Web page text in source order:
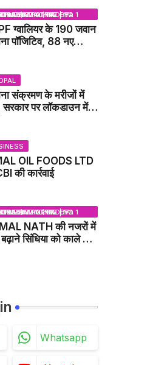
PORTAL OF CENTRAL INDIA (MADHYA PRADESH)
ग्वालियर के 190 जवान
पॉजिटिव, 88 नए
संक्रमण के मरीजों में
सरकार पर लॉकडाउन में
OIL FOODS LTD
की कार्रवाई
PORTAL OF CENTRAL INDIA (MADHYA PRADESH)
NATH की नजरों में
सिंधिया को काले झंडे
Whatsapp